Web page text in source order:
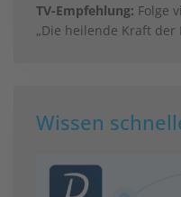
TV-Empfehlung: Folge
„Die heilende Kraft der
Wissen